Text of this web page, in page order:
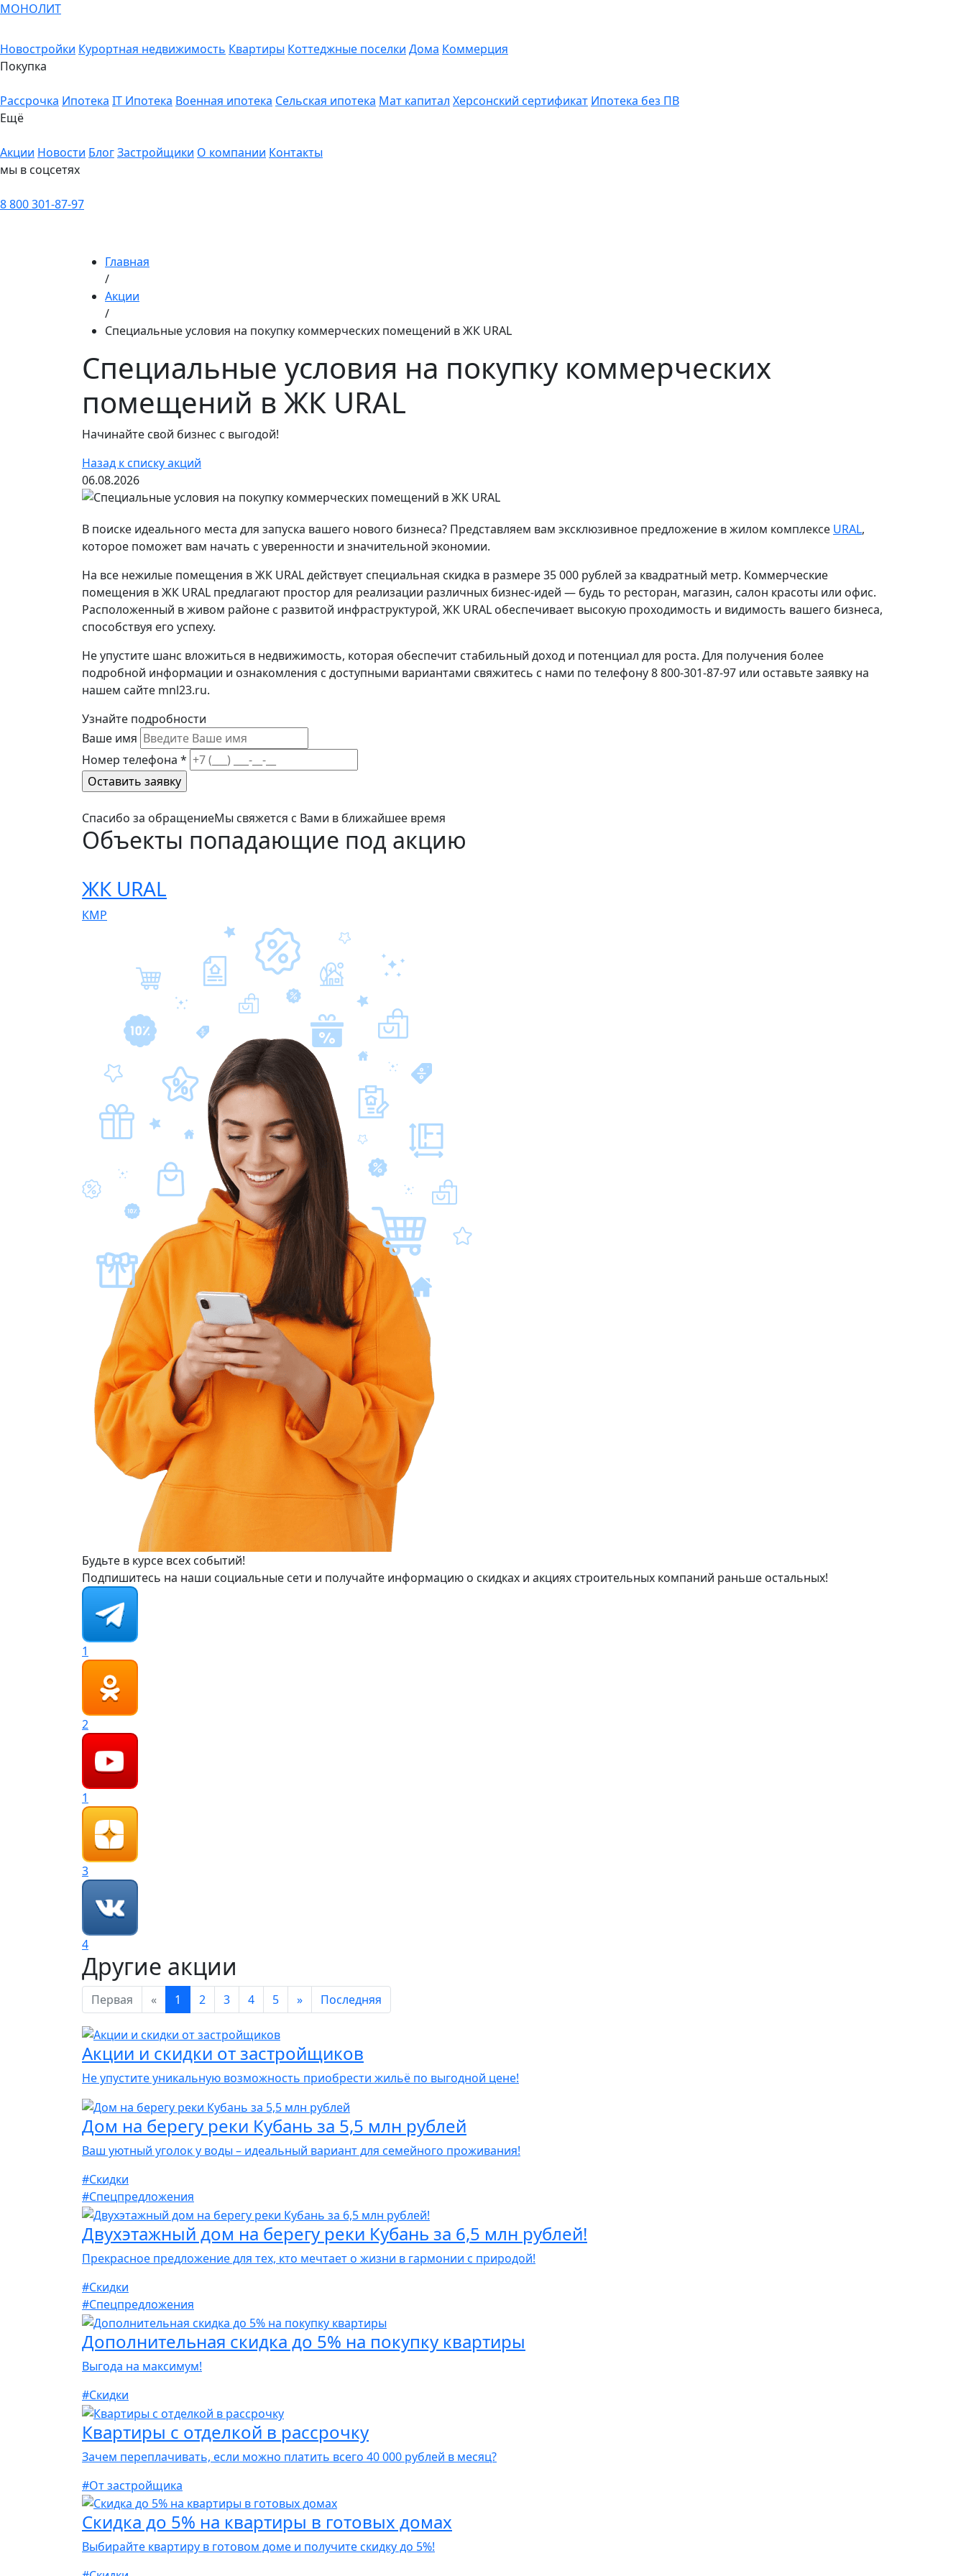
МОНОЛИТ
Новостройки Курортная недвижимость Квартиры Коттеджные поселки Дома Коммерция
Покупка
Рассрочка Ипотека IT Ипотека Военная ипотека Сельская ипотека Мат капитал Херсонский сертификат Ипотека без ПВ
Ещё
Акции Новости БлогЗастройщики О компании Контакты
мы в соцсетях
8 800 301-87-97
Главная
/
Акции
/
Специальные условия на покупку коммерческих помещений в ЖК URAL
Специальные условия на покупку коммерческих
помещений в ЖК URAL
Начинайте свой бизнес с выгодой!
Назад к списку акций
06.08.2026
В поиске идеального места для запуска вашего нового бизнеса? Представляем вам эксклюзивное предложение в жилом комплексе URAL,
которое поможет вам начать с уверенности и значительной экономии.
На все нежилые помещения в ЖК URAL действует специальная скидка в размере 35 000 рублей за квадратный метр. Коммерческие
помещения в ЖК URAL предлагают простор для реализации различных бизнес-идей — будь то ресторан, магазин, салон красоты или офис.
Расположенный в живом районе с развитой инфраструктурой, ЖК URAL обеспечивает высокую проходимость и видимость вашего бизнеса,
способствуя его успеху.
Не упустите шанс вложиться в недвижимость, которая обеспечит стабильный доход и потенциал для роста. Для получения более
подробной информации и ознакомления с доступными вариантами свяжитесь с нами по телефону 8 800-301-87-97 или оставьте заявку на
нашем сайте mnl23.ru.
Узнайте подробности
Ваше имя
Номер телефона *
Спасибо за обращениеМы свяжется с Вами в ближайшее время
Объекты попадающие под акцию
ЖК URAL
КМР
Будьте в курсе всех событий!
Подпишитесь на наши социальные сети и получайте информацию о скидках и акциях строительных компаний раньше остальных!
1
2
1
3
4
Другие акции
Первая « 1 2 3 4 5 » Последняя
Акции и скидки от застройщиков
Не упустите уникальную возможность приобрести жильё по выгодной цене!
Дом на берегу реки Кубань за 5,5 млн рублей
Ваш уютный уголок у воды – идеальный вариант для семейного проживания!
#Скидки
#Спецпредложения
Двухэтажный дом на берегу реки Кубань за 6,5 млн рублей!
Прекрасное предложение для тех, кто мечтает о жизни в гармонии с природой!
#Скидки
#Спецпредложения
Дополнительная скидка до 5% на покупку квартиры
Выгода на максимум!
#Скидки
Квартиры с отделкой в рассрочку
Зачем переплачивать, если можно платить всего 40 000 рублей в месяц?
#От застройщика
Скидка до 5% на квартиры в готовых домах
Выбирайте квартиру в готовом доме и получите скидку до 5%!